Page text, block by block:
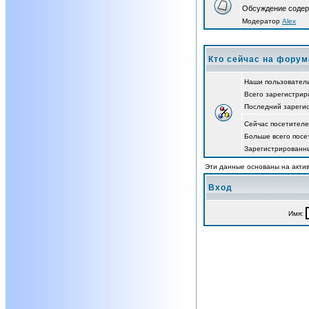
Обсуждение
Модератор Alex
Кто сейчас на
Наши
Всего
Последний
Сейчас
Больше всего
Эти данные основаны на
Вход
Имя: